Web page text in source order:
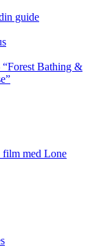
guide
Bathing &
film med Lone